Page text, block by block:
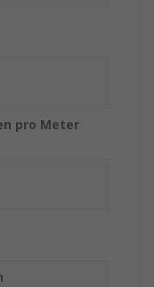
pro Meter